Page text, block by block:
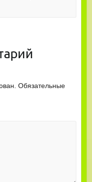
Обязательные